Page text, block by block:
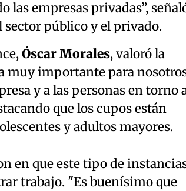
las empresas privadas”,
público y el privado.
Óscar Morales, valoró la
muy importante para
y a las personas en torno
que los cupos están
y adultos mayores.
en que este tipo de
trabajo. "Es buenísimo que